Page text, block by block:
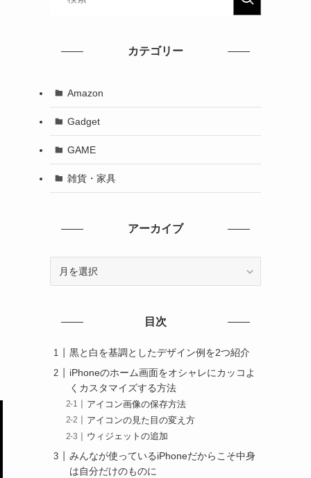
カテゴリー
Amazon
Gadget
GAME
雑貨・家具
アーカイブ
目次
黒と白を基調としたデザイン例を2つ紹介
iPhoneのホーム画面をオシャレにカッコよ
くカスタマイズする方法
アイコン画像の保存方法
アイコンの見た目の変え方
ウィジェットの追加
みんなが使っているiPhoneだからこそ中身
は自分だけのものに